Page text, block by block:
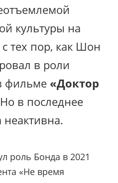
культуры на
тех пор, как Шон
в роли
фильме «Доктор
в последнее
роль Бонда в 2021
«Не время